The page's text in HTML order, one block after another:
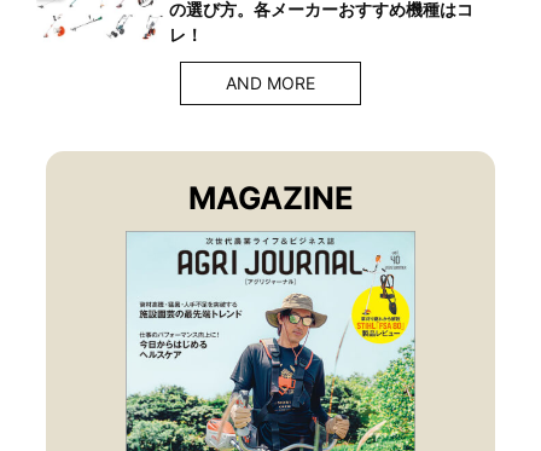
の選び方。各メーカーおすすめ機種はコ
レ！
AND MORE
MAGAZINE